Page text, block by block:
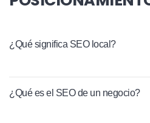
¿Qué significa SEO local?
¿Qué es el SEO de un negocio?